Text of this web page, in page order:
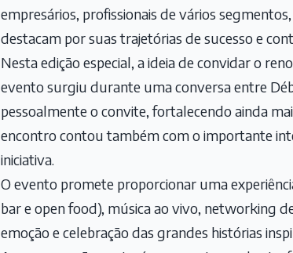
empresários, profissionais de vários
destacam por suas trajetórias de sucesso e
Nesta edição especial, a ideia de convidar o
evento surgiu durante uma conversa entre
pessoalmente o convite, fortalecendo ainda
encontro contou também com o importante
iniciativa.
O evento promete proporcionar uma
bar e open food), música ao vivo, networking
emoção e celebração das grandes histórias